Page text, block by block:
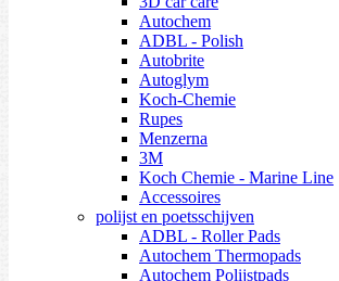
Autochem
ADBL - Polish
Autobrite
Autoglym
Koch-Chemie
Rupes
Menzerna
3M
Koch Chemie - Marine Line
Accessoires
polijst en poetsschijven
ADBL - Roller Pads
Autochem Thermopads
Autochem Polijstpads